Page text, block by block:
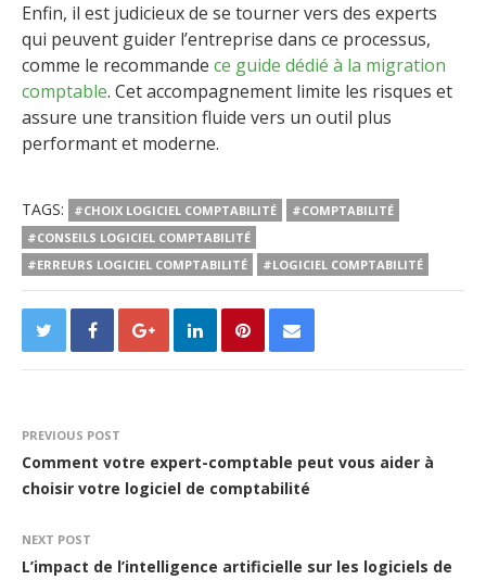
Enfin, il est judicieux de se tourner vers des experts
qui peuvent guider l’entreprise dans ce processus,
comme le recommande ce guide dédié à la migration
comptable. Cet accompagnement limite les risques et
assure une transition fluide vers un outil plus
performant et moderne.
TAGS: #CHOIX LOGICIEL COMPTABILITÉ
#COMPTABILITÉ
#CONSEILS LOGICIEL COMPTABILITÉ
#ERREURS LOGICIEL COMPTABILITÉ
#LOGICIEL COMPTABILITÉ
PREVIOUS POST
Comment votre expert-comptable peut vous aider à
choisir votre logiciel de comptabilité
NEXT POST
L’impact de l’intelligence artificielle sur les logiciels de